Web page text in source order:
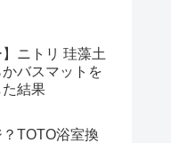
】ニトリ 珪藻土
バスマットを
結果
TOTO浴室換